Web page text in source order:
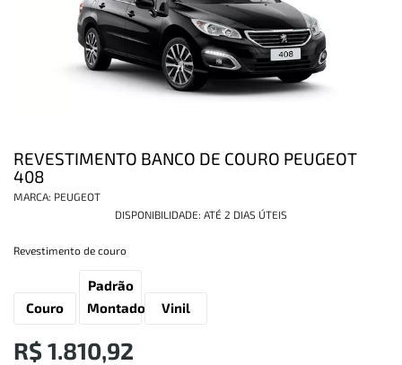
REVESTIMENTO BANCO DE COURO PEUGEOT
408
MARCA: PEUGEOT
DISPONIBILIDADE: ATÉ 2 DIAS ÚTEIS
Revestimento de couro
Couro
Padrão
Montadora
Vinil
R$ 1.810,92